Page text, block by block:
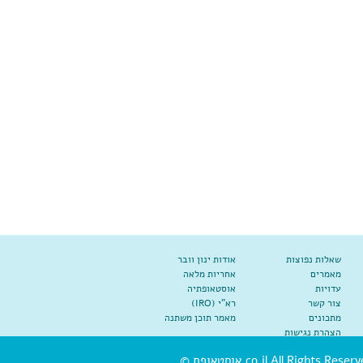
שאלות נפוצות
אודות ינון וובר
מאמרים
אחריות מלאה
עדויות
אוסטאופתיה
צור קשר
רא"י (IRO)
מתכונים
מאמר תוכן משתנה
הצהרת נגישות